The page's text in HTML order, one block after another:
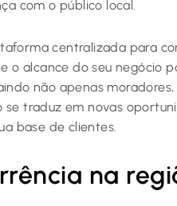
com o público local.
centralizada para
o alcance do seu negócio
não apenas moradores,
traduz em novas
base de clientes.
na